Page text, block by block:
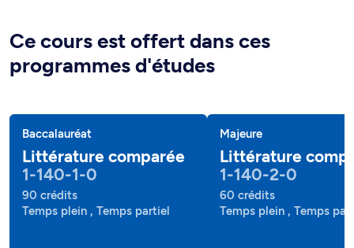
Ce cours est offert dans ces
programmes d'études
Baccalauréat
Littérature comparée
1-140-1-0
90 crédits
Temps plein , Temps partiel
Majeure
Littérature
1-140-2-0
60 crédits
Temps plein , Temps